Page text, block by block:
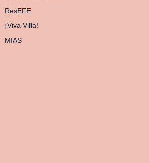
ResEFE
¡Viva Villa!
MIAS